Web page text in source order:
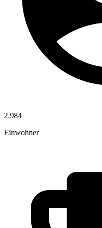
2.984
Einwohner